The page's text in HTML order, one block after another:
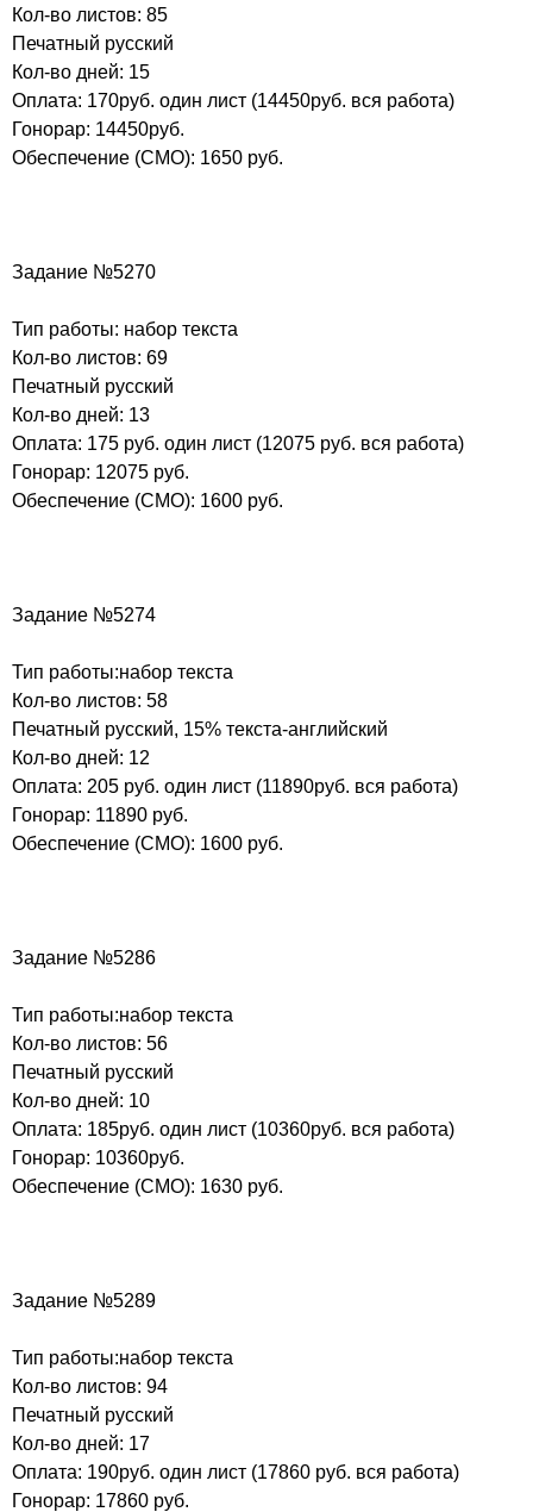
Кол-во листов: 85
Печатный русский
Кол-во дней: 15
Оплата: 170руб. один лист (14450руб. вся работа)
Гонорар: 14450руб.
Обеспечение (СМО): 1650 руб.
Задание №5270
Тип работы: набор текста
Кол-во листов: 69
Печатный русский
Кол-во дней: 13
Оплата: 175 руб. один лист (12075 руб. вся работа)
Гонорар: 12075 руб.
Обеспечение (СМО): 1600 руб.
Задание №5274
Тип работы:набор текста
Кол-во листов: 58
Печатный русский, 15% текста-английский
Кол-во дней: 12
Оплата: 205 руб. один лист (11890руб. вся работа)
Гонорар: 11890 руб.
Обеспечение (СМО): 1600 руб.
Задание №5286
Тип работы:набор текста
Кол-во листов: 56
Печатный русский
Кол-во дней: 10
Оплата: 185руб. один лист (10360руб. вся работа)
Гонорар: 10360руб.
Обеспечение (СМО): 1630 руб.
Задание №5289
Тип работы:набор текста
Кол-во листов: 94
Печатный русский
Кол-во дней: 17
Оплата: 190руб. один лист (17860 руб. вся работа)
Гонорар: 17860 руб.